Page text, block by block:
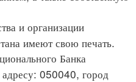
и организации
имеют свою печать.
Банка
адресу: 050040, город